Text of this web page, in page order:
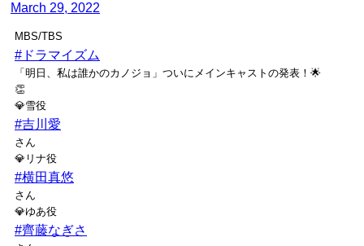
March 29, 2022
MBS/TBS
#ドラマイズム
「明日、私は誰かのカノジョ」ついにメインキャストの発表！🌟
👏
💎雪役
#吉川愛
さん
💎リナ役
#横田真悠
さん
💎ゆあ役
#齊藤なぎさ